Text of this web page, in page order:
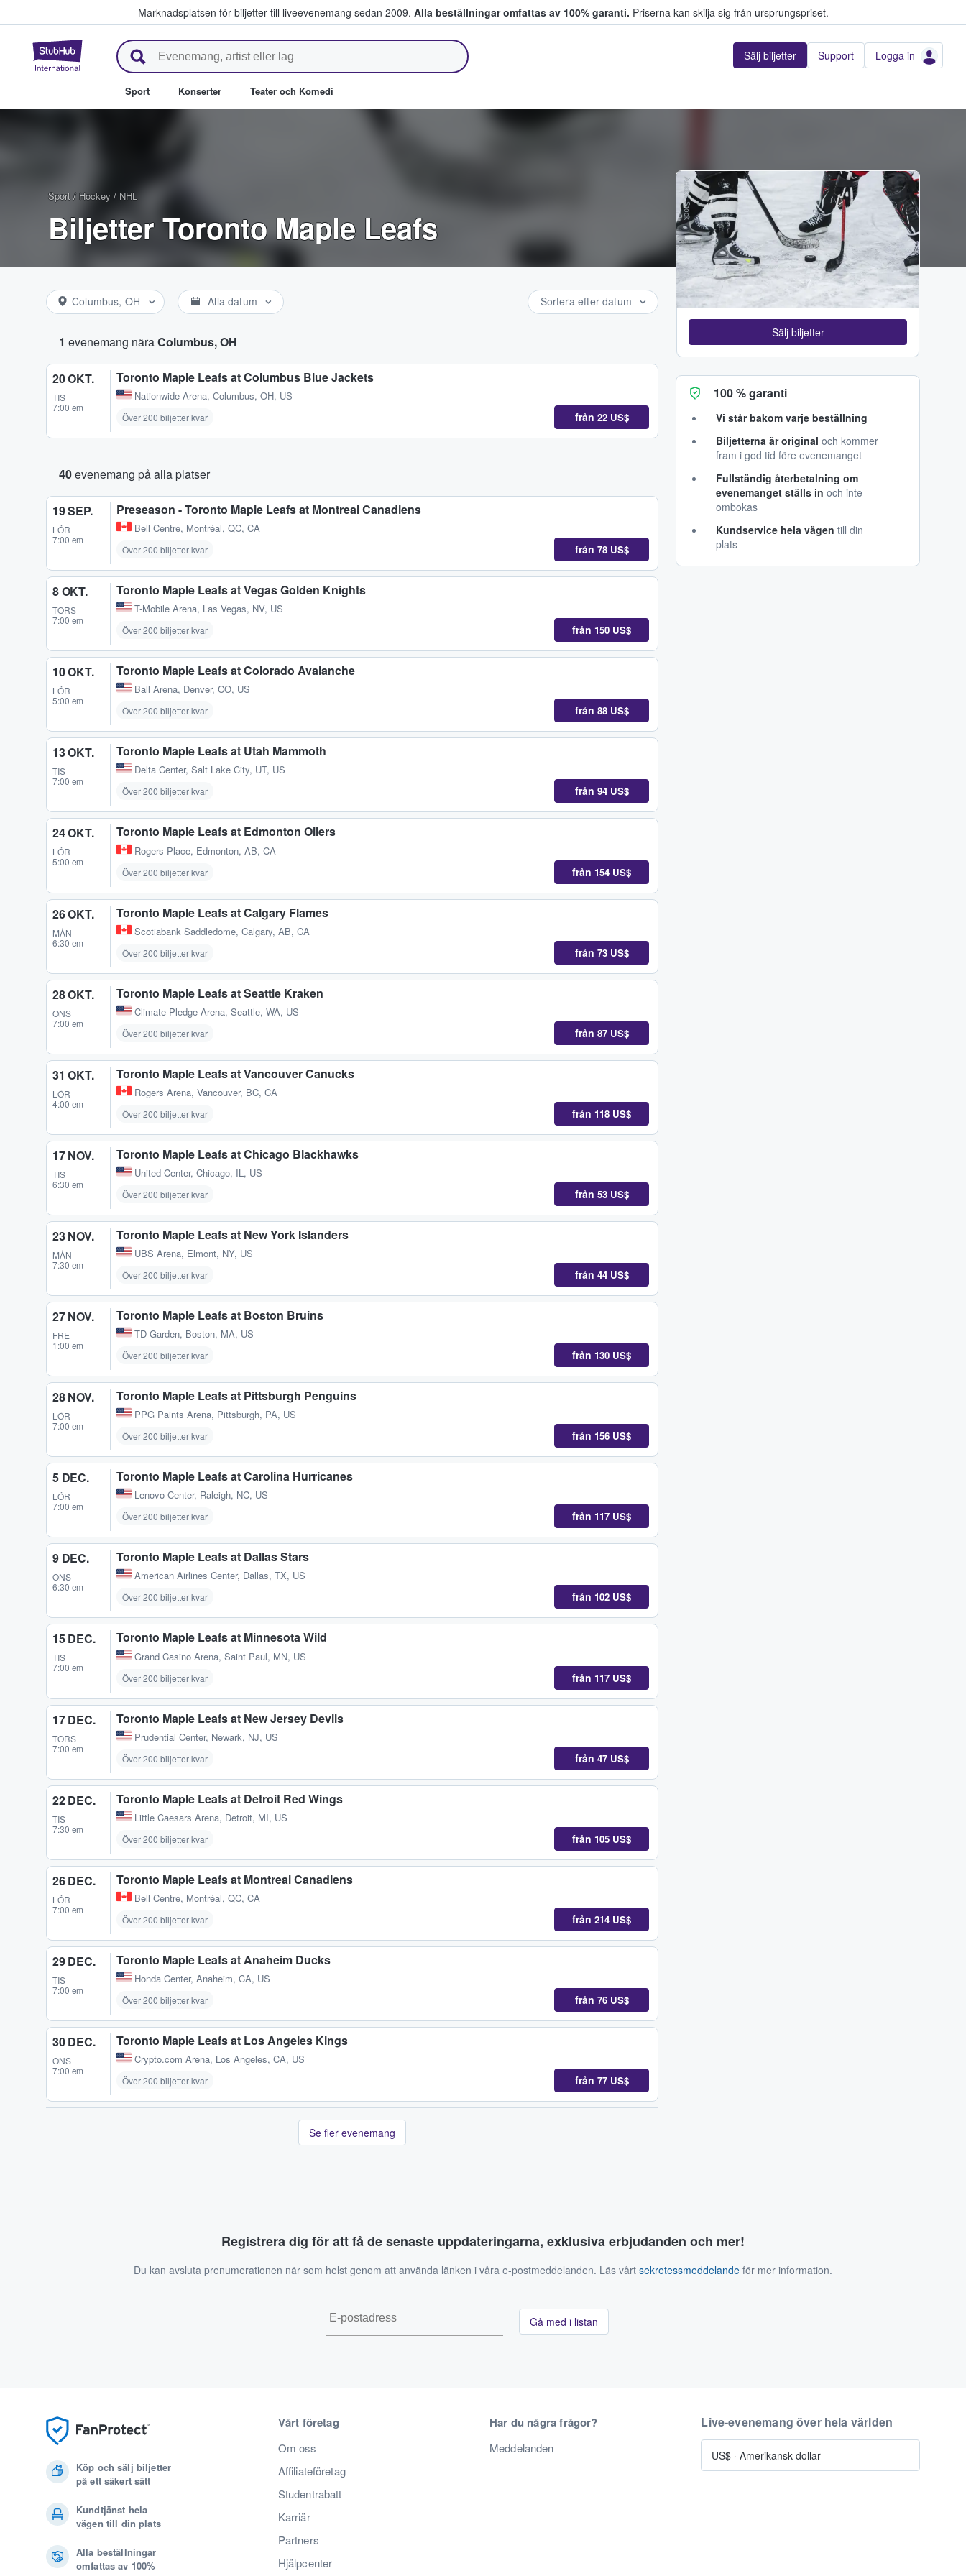
Marknadsplatsen för biljetter till liveevenemang sedan 2009. Alla beställningar omfattas av 100% garanti. Priserna kan skilja sig från ursprungspriset.
StubHub – där fans köper och säljer biljetter. Sälj biljetter Support Logga in
Sport Konserter Teater och Komedi
Sport / Hockey / NHL
Biljetter Toronto Maple Leafs
Columbus, OH Alla datum Sortera efter datum
1 evenemang näraColumbus, OH
20 OKT.
TIS
7:00 em
Toronto Maple Leafs at Columbus Blue Jackets
Nationwide Arena, Columbus, OH, US
Över 200 biljetter kvar från 22 US$
40evenemang på alla platser
19 SEP.
LÖR
7:00 em
Preseason - Toronto Maple Leafs at Montreal Canadiens
Bell Centre, Montréal, QC, CA
Över 200 biljetter kvar från 78 US$
8 OKT.
TORS
7:00 em
Toronto Maple Leafs at Vegas Golden Knights
T-Mobile Arena, Las Vegas, NV, US
Över 200 biljetter kvar från 150 US$
10 OKT.
LÖR
5:00 em
Toronto Maple Leafs at Colorado Avalanche
Ball Arena, Denver, CO, US
Över 200 biljetter kvar från 88 US$
13 OKT.
TIS
7:00 em
Toronto Maple Leafs at Utah Mammoth
Delta Center, Salt Lake City, UT, US
Över 200 biljetter kvar från 94 US$
24 OKT.
LÖR
5:00 em
Toronto Maple Leafs at Edmonton Oilers
Rogers Place, Edmonton, AB, CA
Över 200 biljetter kvar från 154 US$
26 OKT.
MÅN
6:30 em
Toronto Maple Leafs at Calgary Flames
Scotiabank Saddledome, Calgary, AB, CA
Över 200 biljetter kvar från 73 US$
28 OKT.
ONS
7:00 em
Toronto Maple Leafs at Seattle Kraken
Climate Pledge Arena, Seattle, WA, US
Över 200 biljetter kvar från 87 US$
31 OKT.
LÖR
4:00 em
Toronto Maple Leafs at Vancouver Canucks
Rogers Arena, Vancouver, BC, CA
Över 200 biljetter kvar från 118 US$
17 NOV.
TIS
6:30 em
Toronto Maple Leafs at Chicago Blackhawks
United Center, Chicago, IL, US
Över 200 biljetter kvar från 53 US$
23 NOV.
MÅN
7:30 em
Toronto Maple Leafs at New York Islanders
UBS Arena, Elmont, NY, US
Över 200 biljetter kvar från 44 US$
27 NOV.
FRE
1:00 em
Toronto Maple Leafs at Boston Bruins
TD Garden, Boston, MA, US
Över 200 biljetter kvar från 130 US$
28 NOV.
LÖR
7:00 em
Toronto Maple Leafs at Pittsburgh Penguins
PPG Paints Arena, Pittsburgh, PA, US
Över 200 biljetter kvar från 156 US$
5 DEC.
LÖR
7:00 em
Toronto Maple Leafs at Carolina Hurricanes
Lenovo Center, Raleigh, NC, US
Över 200 biljetter kvar från 117 US$
9 DEC.
ONS
6:30 em
Toronto Maple Leafs at Dallas Stars
American Airlines Center, Dallas, TX, US
Över 200 biljetter kvar från 102 US$
15 DEC.
TIS
7:00 em
Toronto Maple Leafs at Minnesota Wild
Grand Casino Arena, Saint Paul, MN, US
Över 200 biljetter kvar från 117 US$
17 DEC.
TORS
7:00 em
Toronto Maple Leafs at New Jersey Devils
Prudential Center, Newark, NJ, US
Över 200 biljetter kvar från 47 US$
22 DEC.
TIS
7:30 em
Toronto Maple Leafs at Detroit Red Wings
Little Caesars Arena, Detroit, MI, US
Över 200 biljetter kvar från 105 US$
26 DEC.
LÖR
7:00 em
Toronto Maple Leafs at Montreal Canadiens
Bell Centre, Montréal, QC, CA
Över 200 biljetter kvar från 214 US$
29 DEC.
TIS
7:00 em
Toronto Maple Leafs at Anaheim Ducks
Honda Center, Anaheim, CA, US
Över 200 biljetter kvar från 76 US$
30 DEC.
ONS
7:00 em
Toronto Maple Leafs at Los Angeles Kings
Crypto.com Arena, Los Angeles, CA, US
Över 200 biljetter kvar från 77 US$
Se fler evenemang
Adobe Stock
Sälj biljetter
100 % garanti
Vi står bakom varje beställning
Biljetterna är original och kommer
fram i god tid före evenemanget
Fullständig återbetalning om
evenemanget ställs in och inte
ombokas
Kundservice hela vägen till din
plats
Registrera dig för att få de senaste uppdateringarna, exklusiva erbjudanden och mer!
Du kan avsluta prenumerationen när som helst genom att använda länken i våra e-postmeddelanden. Läs vårt sekretessmeddelande för mer information.
Gå med i listan
Köp och sälj biljetter
på ett säkert sätt
Kundtjänst hela
vägen till din plats
Alla beställningar
omfattas av 100%
Vårt företag
Om oss
Affiliateföretag
Studentrabatt
Karriär
Partners
Hjälpcenter
Har du några frågor?
Meddelanden
Live-evenemang över hela världen
US$ ·Amerikansk dollar